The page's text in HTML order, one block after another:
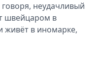
неудачливый
швейцаром в
живёт в иномарке,